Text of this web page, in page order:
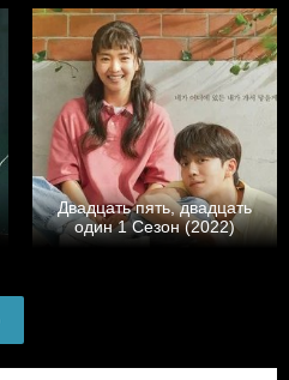
Двадцать пять, двадцать
один 1 Сезон (2022)